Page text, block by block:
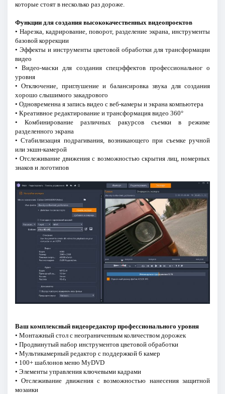
которые стоят в несколько раз дороже.
Функции для создания высококачественных видеопроектов
• Нарезка, кадрирование, поворот, разделение экрана, инструменты
базовой коррекции
• Эффекты и инструменты цветовой обработки для трансформации
видео
• Видео-маски для создания спецэффектов профессиональног о
уровня
• Отключение, приглушение и балансировка звука для создания
хорошо слышимого закадрового
• Одновременна я запись видео с веб-камеры и экрана компьютера
• Креативное редактирование и трансформация видео 360°
• Комбинирование различных ракурсов съемки в режиме
разделенного экрана
• Стабилизация подрагивания, возникающего при съемке ручной
или экшн-камерой
• Отслеживание движения с возможностью скрытия лиц, номерных
знаков и логотипов
Ваш комплексный видеоредактор профессионального уровня
• Монтажный стол с неограниченным количеством дорожек
• Продвинутый набор инструментов цветовой обработки
• Мультикамерный редактор с поддержкой 6 камер
• 100+ шаблонов меню MyDVD
• Элементы управления ключевыми кадрами
• Отслеживание движения с возможностью нанесения защитной
мозаики